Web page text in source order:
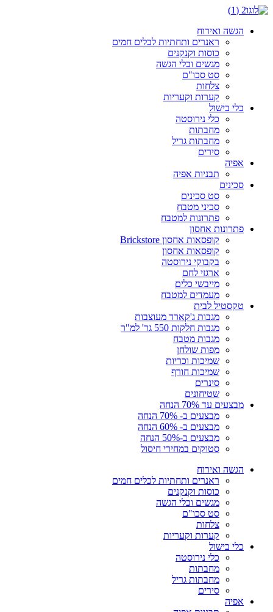
דלג
הגשה ואירוח
ראנרים ותחתיות לכלים חמים
כוסות וקנקנים
מגשים וכלי הגשה
סט סכו"ם
צלחות
קערות וקעריות
כלי בישול
כלי נירוסטה
מחבתות
מחבתות גריל
סירים
אפיה
תבניות אפיה
סכינים
סט סכינים
סכיני מטבח
פתרונות למטבח
פתרונות אחסון
קופסאות אחסון Brickstore
קופסאות אחסון
בקבוקי נירוסטה
ארגזי לחם
מייבשי כלים
מעמדים למטבח
טקסטיל לבית
מגבות ג'קארד מעוצבות
מגבות חלקות 550 גר' למ"ר
מגבות מטבח
מפות שולחן
שמיכות וכריות
שמיכות חורף
סינרים
שטיחונים
מבצעים עד 70% הנחה
מבצעים ב- 70% הנחה
מבצעים ב- 60% הנחה
מבצעים ב-50% הנחה
סטוקים במחירי חיסול
הגשה ואירוח
ראנרים ותחתיות לכלים חמים
כוסות וקנקנים
מגשים וכלי הגשה
סט סכו"ם
צלחות
קערות וקעריות
כלי בישול
כלי נירוסטה
מחבתות
מחבתות גריל
סירים
אפיה